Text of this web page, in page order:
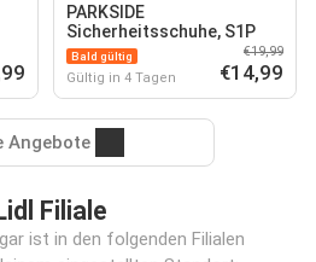
PARKSIDE
Sicherheitsschuhe, S1P
Bald gültig
Gültig in 4 Tagen
€19,99
€14,99
Angebote
Filiale
ist in den folgenden Filialen